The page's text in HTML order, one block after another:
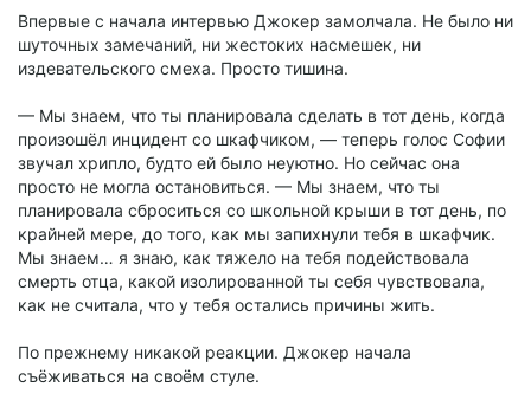
Впервые с начала интервью Джокер замолчала. Не было ни
шуточных замечаний, ни жестоких насмешек, ни
издевательского смеха. Просто тишина.
— Мы знаем, что ты планировала сделать в тот день, когда
произошёл инцидент со шкафчиком, — теперь голос Софии
звучал хрипло, будто ей было неуютно. Но сейчас она
просто не могла остановиться. — Мы знаем, что ты
планировала сброситься со школьной крыши в тот день, по
крайней мере, до того, как мы запихнули тебя в шкафчик.
Мы знаем… я знаю, как тяжело на тебя подействовала
смерть отца, какой изолированной ты себя чувствовала,
как не считала, что у тебя остались причины жить.
По прежнему никакой реакции. Джокер начала
съёживаться на своём стуле.